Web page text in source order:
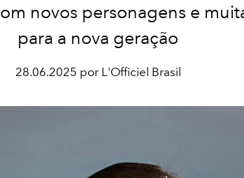
novos personagens e
para a nova geração
28.06.2025 por L'Officiel Brasil